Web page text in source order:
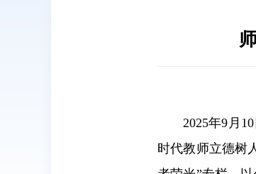
2025年9月
时代教师立德树